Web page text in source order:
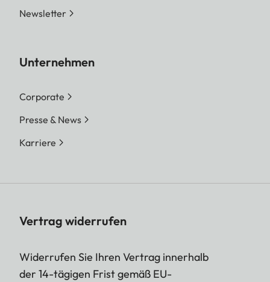
Newsletter
Unternehmen
Corporate
Presse & News
Karriere
Vertrag widerrufen
Widerrufen Sie Ihren Vertrag innerhalb
der 14-tägigen Frist gemäß EU-